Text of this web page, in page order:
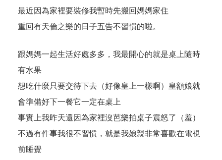
最近因為家裡要裝修我暫時先搬回媽媽家住
重回有天倫之樂的日子五告不習慣的啦。
跟媽媽一起生活好處多多，我最開心的就是桌上隨時
有水果
想吃什麼只要交待下去（好像皇上一樣啊）皇額娘就
會準備好下一餐它一定在桌上
事實上我昨天還因為家裡沒芭樂拍桌子震怒了（羞）
不過有件事我很不習慣，就是我娘親非常喜歡在電視
前睡覺